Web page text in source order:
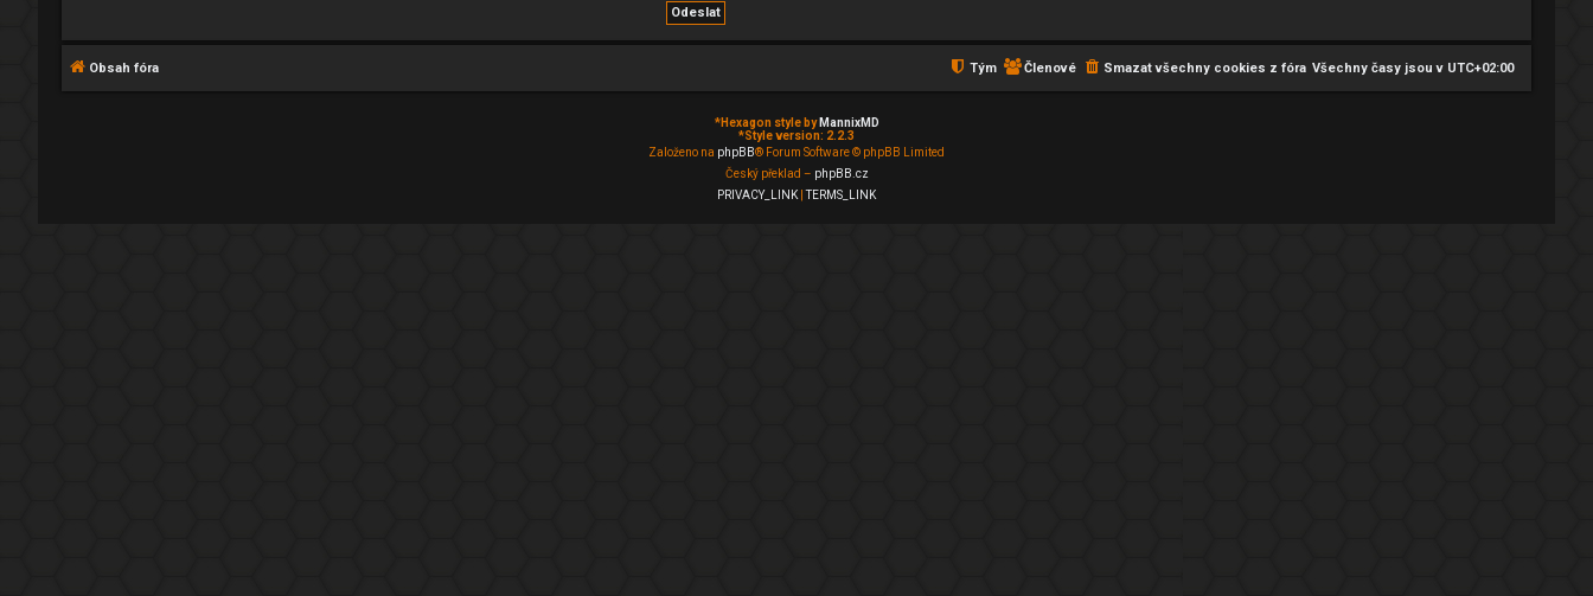
Obsah fóra Všechny časy jsou v UTC+02:00
Smazat všechny cookies z fóra
Členové
Tým
*Hexagon style by MannixMD
*Style version: 2.2.3
Založeno na phpBB® Forum Software © phpBB Limited
Český překlad – phpBB.cz
PRIVACY_LINK |TERMS_LINK